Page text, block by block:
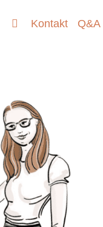
Kontakt Q&A